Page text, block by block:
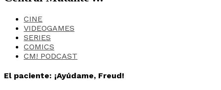
CINE
VIDEOGAMES
SERIES
COMICS
CM! PODCAST
El paciente: ¡Ayúdame, Freud!